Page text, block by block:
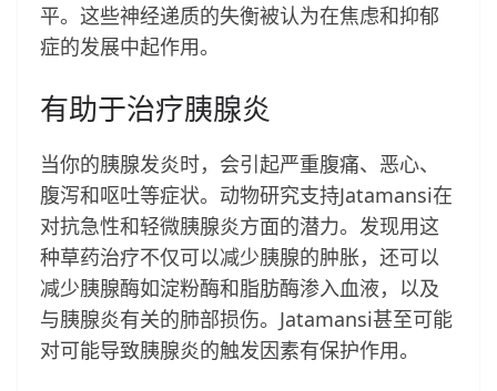
平。这些神经递质的失衡被认为在焦虑和抑郁
症的发展中起作用。
有助于治疗胰腺炎
当你的胰腺发炎时，会引起严重腹痛、恶心、
腹泻和呕吐等症状。动物研究支持Jatamansi在
对抗急性和轻微胰腺炎方面的潜力。发现用这
种草药治疗不仅可以减少胰腺的肿胀，还可以
减少胰腺酶如淀粉酶和脂肪酶渗入血液，以及
与胰腺炎有关的肺部损伤。Jatamansi甚至可能
对可能导致胰腺炎的触发因素有保护作用。